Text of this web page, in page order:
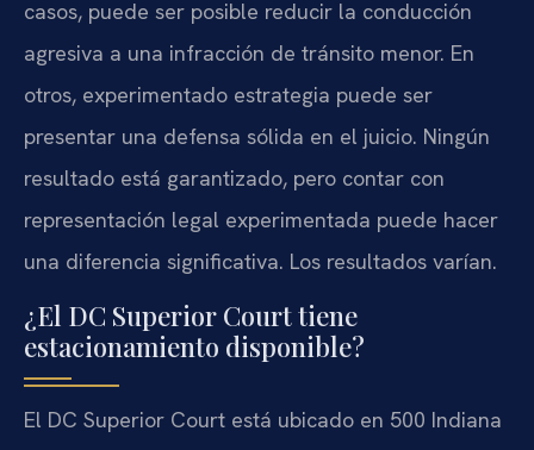
casos, puede ser posible reducir la conducción
agresiva a una infracción de tránsito menor. En
otros, experimentado estrategia puede ser
presentar una defensa sólida en el juicio. Ningún
resultado está garantizado, pero contar con
representación legal experimentada puede hacer
una diferencia significativa. Los resultados varían.
¿El DC Superior Court tiene
estacionamiento disponible?
El DC Superior Court está ubicado en 500 Indiana